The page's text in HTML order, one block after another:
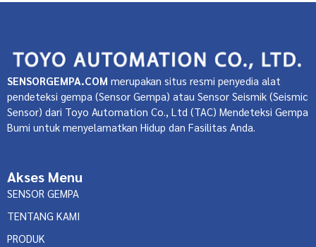
SENSORGEMPA.COM merupakan situs resmi penyedia alat
pendeteksi gempa (Sensor Gempa) atau Sensor Seismik (Seismic
Sensor) dari Toyo Automation Co., Ltd (TAC) Mendeteksi Gempa
Bumi untuk menyelamatkan Hidup dan Fasilitas Anda.
Akses Menu
SENSOR GEMPA
TENTANG KAMI
PRODUK